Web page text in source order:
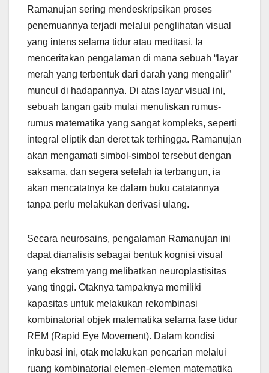
Ramanujan sering mendeskripsikan proses
penemuannya terjadi melalui penglihatan visual
yang intens selama tidur atau meditasi. Ia
menceritakan pengalaman di mana sebuah “layar
merah yang terbentuk dari darah yang mengalir”
muncul di hadapannya. Di atas layar visual ini,
sebuah tangan gaib mulai menuliskan rumus-
rumus matematika yang sangat kompleks, seperti
integral eliptik dan deret tak terhingga. Ramanujan
akan mengamati simbol-simbol tersebut dengan
saksama, dan segera setelah ia terbangun, ia
akan mencatatnya ke dalam buku catatannya
tanpa perlu melakukan derivasi ulang.
Secara neurosains, pengalaman Ramanujan ini
dapat dianalisis sebagai bentuk kognisi visual
yang ekstrem yang melibatkan neuroplastisitas
yang tinggi. Otaknya tampaknya memiliki
kapasitas untuk melakukan rekombinasi
kombinatorial objek matematika selama fase tidur
REM (Rapid Eye Movement). Dalam kondisi
inkubasi ini, otak melakukan pencarian melalui
ruang kombinatorial elemen-elemen matematika